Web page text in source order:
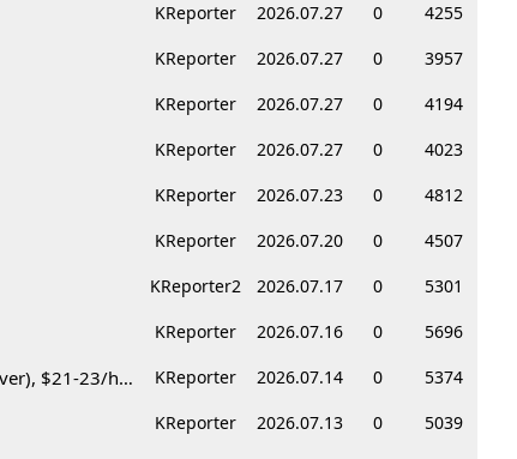
KReporter 2026.07.27 0
4255
KReporter 2026.07.27 0
3957
KReporter 2026.07.27 0
4194
KReporter 2026.07.27 0
4023
KReporter 2026.07.23 0
4812
KReporter 2026.07.20 0
4507
KReporter2 2026.07.17 0
5301
KReporter 2026.07.16 0
5696
Korean BBQ 레스토랑 서버 & 호스트 구합니다 – Federal Way & Tacoma $45-$60/hr (server), $21-23/hr (Host) KReporter 2026.07.14 0
5374
KReporter 2026.07.13 0
5039